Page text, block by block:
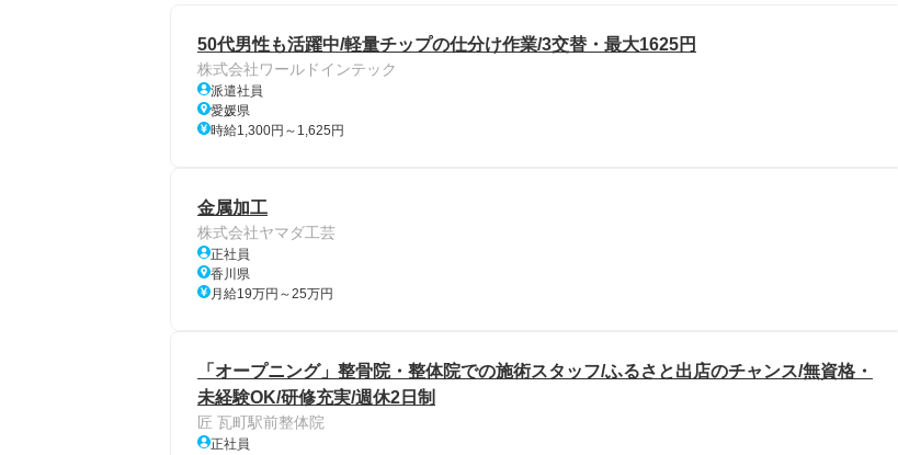
50代男性も活躍中/軽量チップの仕分け作業/3交替・最大1625円
株式会社ワールドインテック
派遣社員
愛媛県
時給1,300円～1,625円
金属加工
株式会社ヤマダ工芸
正社員
香川県
月給19万円～25万円
「オープニング」整骨院・整体院での施術スタッフ/ふるさと出店のチャンス/無資格・
未経験OK/研修充実/週休2日制
匠 瓦町駅前整体院
正社員